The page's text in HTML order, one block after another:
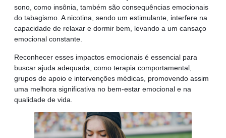
sono, como insônia, também são consequências emocionais
do tabagismo. A nicotina, sendo um estimulante, interfere na
capacidade de relaxar e dormir bem, levando a um cansaço
emocional constante.
Reconhecer esses impactos emocionais é essencial para
buscar ajuda adequada, como terapia comportamental,
grupos de apoio e intervenções médicas, promovendo assim
uma melhora significativa no bem-estar emocional e na
qualidade de vida.